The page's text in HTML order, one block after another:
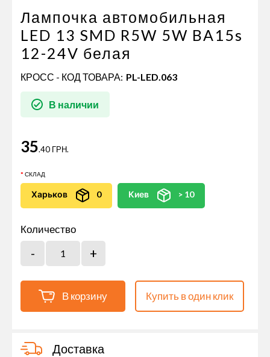
Лампочка автомобильная
LED 13 SMD R5W 5W BA15s
12-24V белая
КРОСС - КОД ТОВАРА: PL-LED.063
В наличии
35.40 ГРН.
СКЛАД
Харьков 0 Киев > 10
Количество
В корзину Купить в один клик
Доставка